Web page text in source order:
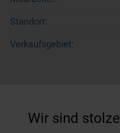
Standort:
Verkaufsgebiet:
Wir sind